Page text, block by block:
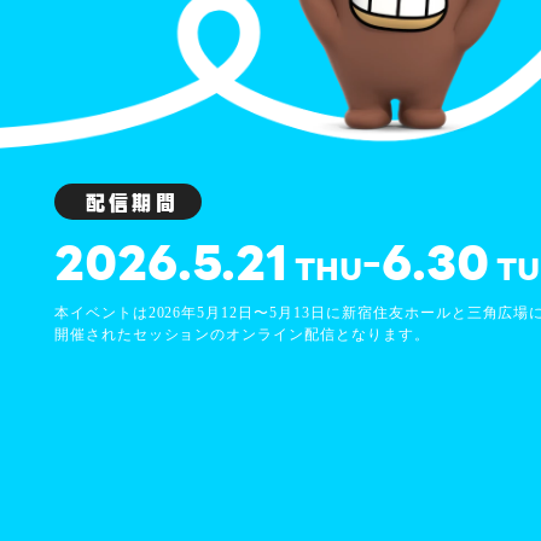
配信期間
2026.5.21 THU−6.30
本イベントは2026年5月12日〜5月13日に新宿住友ホールと三角広場
開催されたセッションのオンライン配信となります。